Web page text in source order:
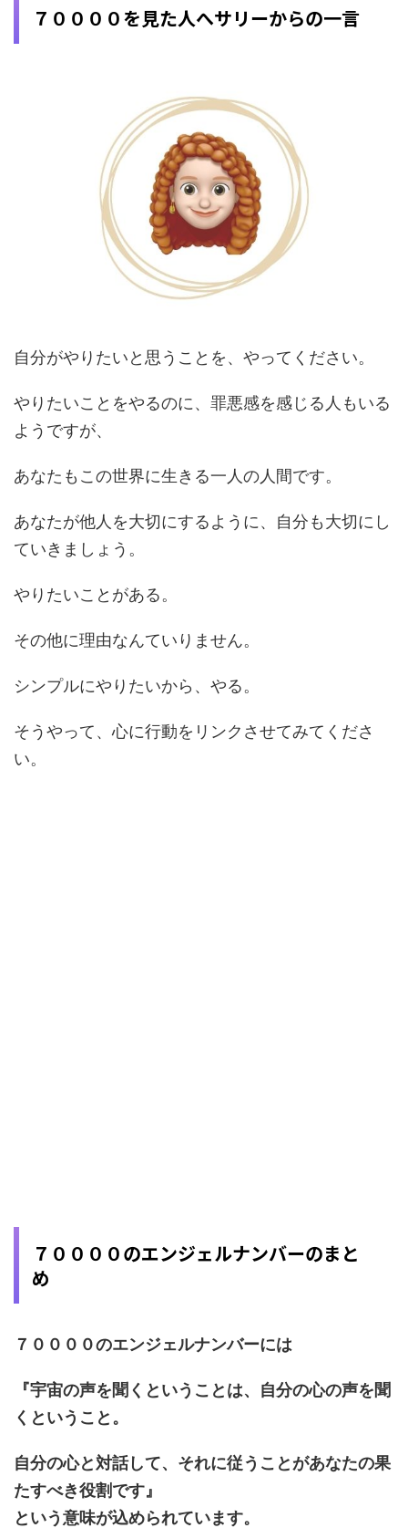
７００００を見た人へサリーからの一言
自分がやりたいと思うことを、やってください。
やりたいことをやるのに、罪悪感を感じる人もいる
ようですが、
あなたもこの世界に生きる一人の人間です。
あなたが他人を大切にするように、自分も大切にし
ていきましょう。
やりたいことがある。
その他に理由なんていりません。
シンプルにやりたいから、やる。
そうやって、心に行動をリンクさせてみてくださ
い。
７００００のエンジェルナンバーのまと
め
７００００のエンジェルナンバーには
『宇宙の声を聞くということは、自分の心の声を聞
くということ。
自分の心と対話して、それに従うことがあなたの果
たすべき役割です』
という意味が込められています。